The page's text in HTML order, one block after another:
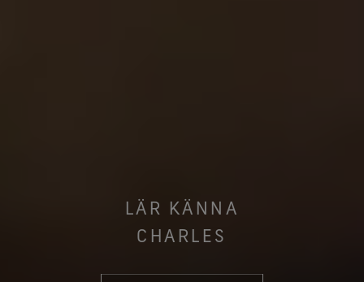
LÄR KÄNNA
CHARLES